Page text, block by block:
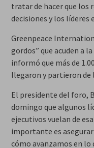
tratar de hacer que los
decisiones y los líderes
Greenpeace
gordos” que acuden a
informó que más de
llegaron y partieron de
El presidente del foro,
domingo que algunos
ejecutivos vuelan de
importante es
cómo avanzamos en lo